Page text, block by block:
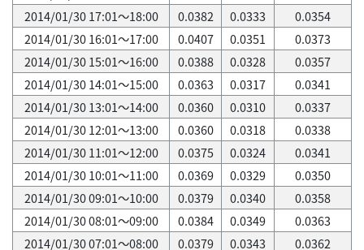
2014/01/30 17:01～18:00
0.0382 0.0333
0.0354
2014/01/30 16:01～17:00
0.0407 0.0351
0.0373
2014/01/30 15:01～16:00
0.0388 0.0328
0.0357
2014/01/30 14:01～15:00
0.0363 0.0317
0.0341
2014/01/30 13:01～14:00
0.0360 0.0310
0.0337
2014/01/30 12:01～13:00
0.0360 0.0318
0.0338
2014/01/30 11:01～12:00
0.0375 0.0324
0.0341
2014/01/30 10:01～11:00
0.0369 0.0329
0.0350
2014/01/30 09:01～10:00
0.0379 0.0340
0.0358
2014/01/30 08:01～09:00
0.0384 0.0349
0.0363
2014/01/30 07:01～08:00
0.0379 0.0343
0.0362